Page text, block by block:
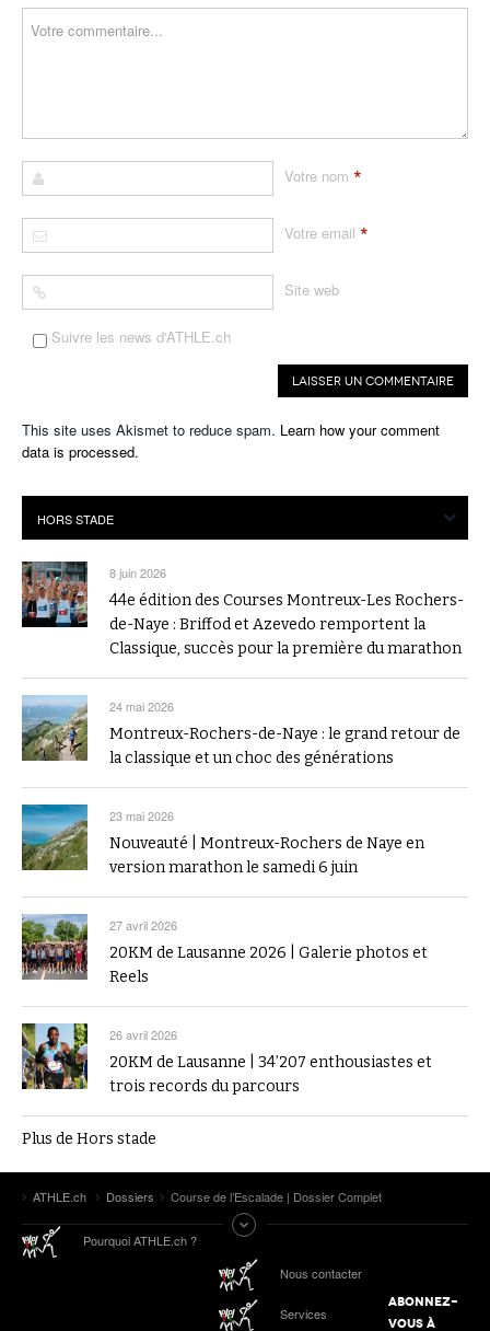
Votre nom *
Votre email *
Site web
Suivre les news d'ATHLE.ch
This site uses Akismet to reduce spam. Learn how your comment
data is processed.
8 juin 2026
44e édition des Courses Montreux-Les Rochers-
de-Naye : Briffod et Azevedo remportent la
Classique, succès pour la première du marathon
24 mai 2026
Montreux-Rochers-de-Naye : le grand retour de
la classique et un choc des générations
23 mai 2026
Nouveauté | Montreux-Rochers de Naye en
version marathon le samedi 6 juin
27 avril 2026
20KM de Lausanne 2026 | Galerie photos et
Reels
26 avril 2026
20KM de Lausanne | 34’207 enthousiastes et
trois records du parcours
Plus de Hors stade
ATHLE.ch Dossiers Course de l’Escalade | Dossier Complet
Pourquoi ATHLE.ch ?
Nous contacter
Services
ABONNEZ-
VOUS À